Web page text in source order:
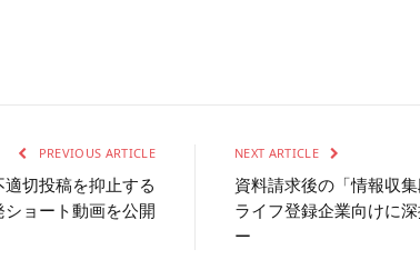
PREVIOUS ARTICLE
切投稿を抑止する
ショート動画を公開
NEXT ARTICLE
資料請求後の「情報収
ライフ登録企業向けに
ー